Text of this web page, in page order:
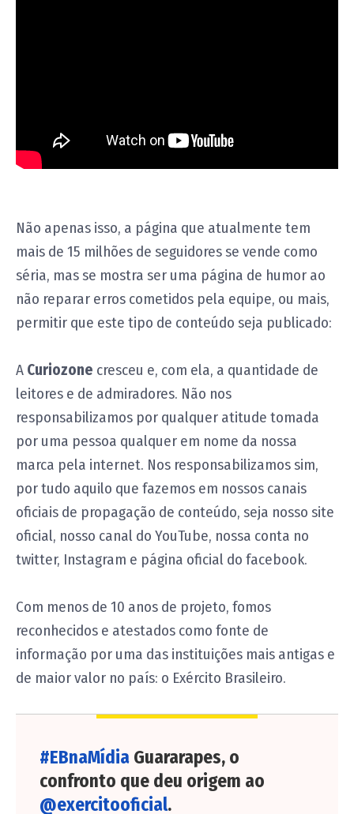
Não apenas isso, a página que atualmente tem
mais de 15 milhões de seguidores se vende como
séria, mas se mostra ser uma página de humor ao
não reparar erros cometidos pela equipe, ou mais,
permitir que este tipo de conteúdo seja publicado:
A Curiozone cresceu e, com ela, a quantidade de
leitores e de admiradores. Não nos
responsabilizamos por qualquer atitude tomada
por uma pessoa qualquer em nome da nossa
marca pela internet. Nos responsabilizamos sim,
por tudo aquilo que fazemos em nossos canais
oficiais de propagação de conteúdo, seja nosso site
oficial, nosso canal do YouTube, nossa conta no
twitter, Instagram e página oficial do facebook.
Com menos de 10 anos de projeto, fomos
reconhecidos e atestados como fonte de
informação por uma das instituições mais antigas e
de maior valor no país: o Exército Brasileiro.
#EBnaMídia Guararapes, o
confronto que deu origem ao
@exercitooficial.